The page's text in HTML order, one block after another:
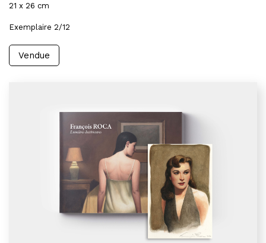
21 x 26 cm
Exemplaire 2/12
Vendue